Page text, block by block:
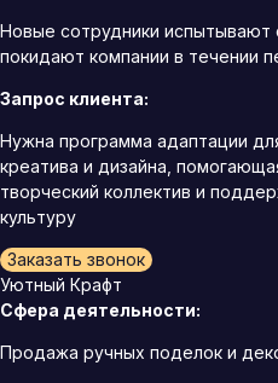
Новые сотрудники испытывают
покидают компании в течении
Запрос клиента:
Нужна программа адаптации
креатива и дизайна,
творческий коллектив и
культуру
Заказать звонок
Уютный Крафт
Сфера деятельности:
Продажа ручных поделок и